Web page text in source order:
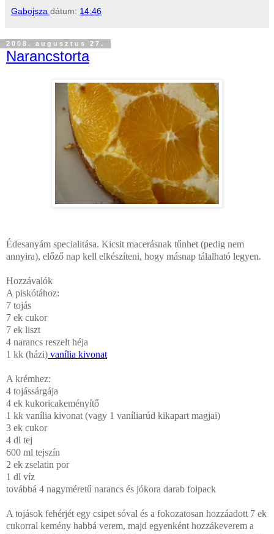
Gabojsza dátum: 14:46
2008. augusztus 27.
Narancstorta
Édesanyám specialitása. Kicsit macerásnak tűnhet (pedig nem
annyira), előző nap kell elkészíteni, hogy másnap tálalható legyen.
Hozzávalók
A piskótához:
7 tojás
7 ek cukor
7 ek liszt
4 narancs reszelt héja
1 kk (házi) vanília kivonat
A krémhez:
4 tojássárgája
4 ek kukoricakeményítő
1 kk vanília kivonat (vagy 1 vaníliarúd kikapart magjai)
3 ek cukor
4 dl tej
600 ml tejszín
2 ek zselatin por
1 dl víz
továbbá 4 nagyméretű narancs és jókora darab folpack
A tojások fehérjét egy csipet sóval és a fokozatosan hozzáadott 7 ek
cukorral kemény habbá verem, majd egyenként hozzákeverem a